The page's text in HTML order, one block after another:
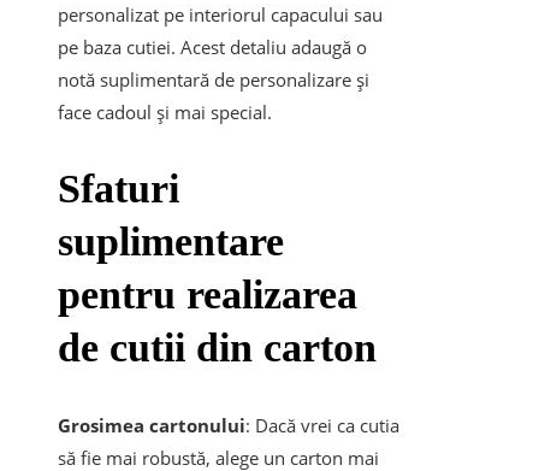
personalizat pe interiorul capacului sau
pe baza cutiei. Acest detaliu adaugă o
notă suplimentară de personalizare și
face cadoul și mai special.
Sfaturi
suplimentare
pentru realizarea
de cutii din carton
Grosimea cartonului: Dacă vrei ca cutia
să fie mai robustă, alege un carton mai